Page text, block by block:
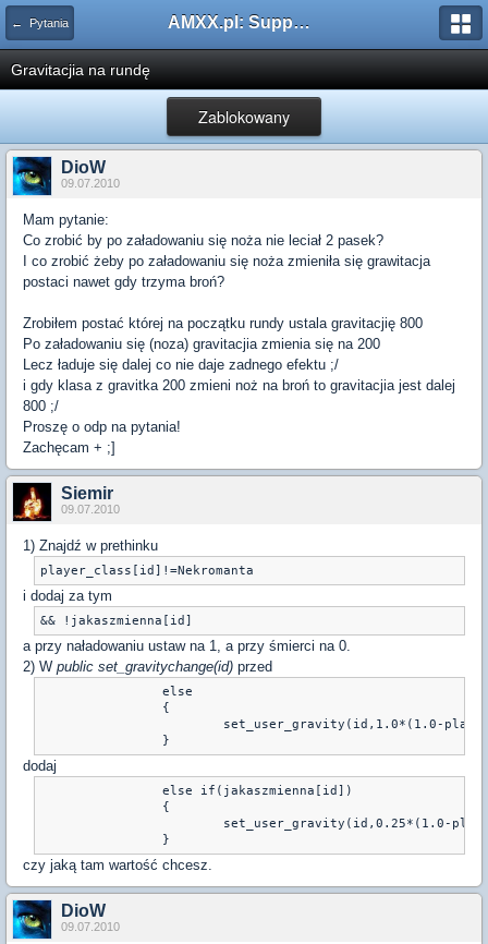
← Pytania AMXX.pl: Support AMX Mod X i SourceMod
Gravitacjia na rundę
Zablokowany
DioW
09.07.2010
Mam pytanie:
Co zrobić by po załadowaniu się noża nie leciał 2 pasek?
I co zrobić żeby po załadowaniu się noża zmieniła się grawitacja
postaci nawet gdy trzyma broń?
Zrobiłem postać której na początku rundy ustala gravitacjię 800
Po załadowaniu się (noza) gravitacjia zmienia się na 200
Lecz ładuje się dalej co nie daje zadnego efektu ;/
i gdy klasa z gravitka 200 zmieni noż na broń to gravitacjia jest dalej
800 ;/
Proszę o odp na pytania!
Zachęcam + ;]
Siemir
09.07.2010
1) Znajdź w prethinku
player_class[id]!=Nekromanta
i dodaj za tym
&& !jakaszmienna[id]
a przy naładowaniu ustaw na 1, a przy śmierci na 0.
2) W public set_gravitychange(id) przed
		}
dodaj
		}
czy jaką tam wartość chcesz.
DioW
09.07.2010